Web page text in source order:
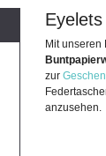
Mit unseren
zur
anzusehen.